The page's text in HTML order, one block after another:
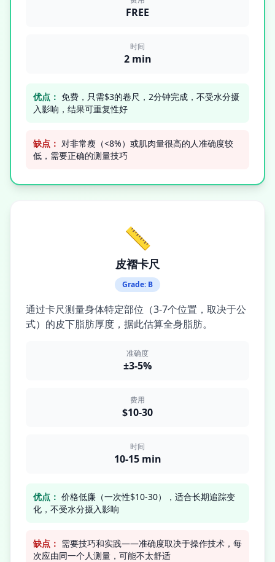
FREE
时间
2 min
优点： 免费，只需$3的卷尺，2分钟完成，不受水分摄
入影响，结果可重复性好
缺点： 对非常瘦（<8%）或肌肉量很高的人准确度较
低，需要正确的测量技巧
📏
皮褶卡尺
Grade: B
通过卡尺测量身体特定部位（3-7个位置，取决于公
式）的皮下脂肪厚度，据此估算全身脂肪。
准确度
±3-5%
费用
$10-30
时间
10-15 min
优点： 价格低廉（一次性$10-30），适合长期追踪变
化，不受水分摄入影响
缺点： 需要技巧和实践——准确度取决于操作技术，每
次应由同一个人测量，可能不太舒适